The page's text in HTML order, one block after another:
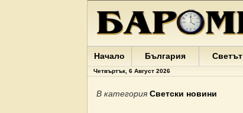
Начало България Светът
Четвъртък, 6 Август 2026
В категория Светски новини